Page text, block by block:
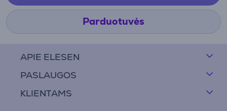
APIE ELESEN
PASLAUGOS
KLIENTAMS
Parduotuvės